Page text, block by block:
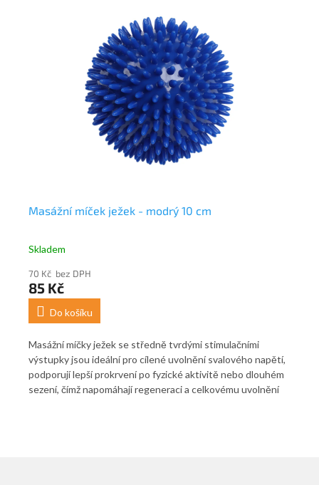
Masážní míček ježek - modrý 10 cm
Skladem
70 Kč bez DPH
85 Kč
Do košíku
Masážní míčky ježek se středně tvrdými stimulačními
výstupky jsou ideální pro cílené uvolnění svalového napětí,
podporují lepší prokrvení po fyzické aktivitě nebo dlouhém
sezení, čímž napomáhají regeneraci a celkovému uvolnění